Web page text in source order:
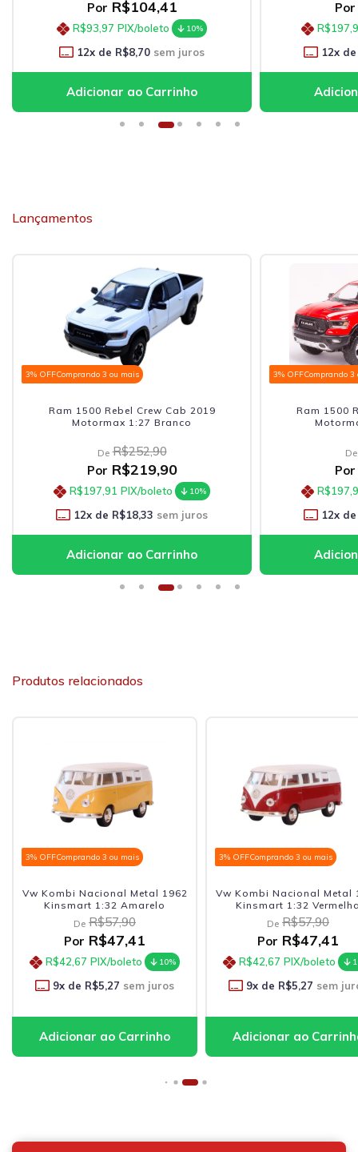
Por R$104,41
R$93,97 PIX/boleto 10%
12x de R$8,70 sem juros
Por
12x de
Lançamentos
3% OFFComprando 3 ou mais
Ram 1500 Rebel Crew Cab 2019
Motormax 1:27 Branco
De R$252,90
Por R$219,90
R$197,91 PIX/boleto 10%
12x de R$18,33 sem juros
3% OFFComprando 3
Ram 1500
De
Por
12x de
Produtos relacionados
3% OFFComprando 3 ou mais
Vw Kombi Nacional Metal 1962
Kinsmart 1:32 Amarelo
De R$57,90
Por R$47,41
R$42,67 PIX/boleto 10%
9x de R$5,27 sem juros
3% OFFComprando 3 ou mais
Vw Kombi Nacional Metal
Kinsmart 1:32
De R$57,90
Por R$47,41
R$42,67 PIX/boleto
9x de R$5,27 sem